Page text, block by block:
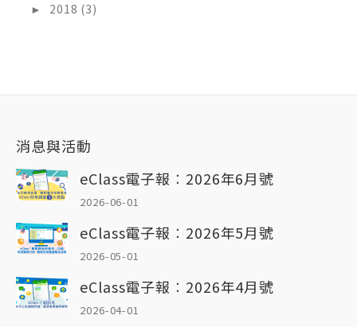
►
2018 (3)
消息與活動
eClass電子報︰2026年6月號
2026-06-01
eClass電子報︰2026年5月號
2026-05-01
eClass電子報︰2026年4月號
2026-04-01